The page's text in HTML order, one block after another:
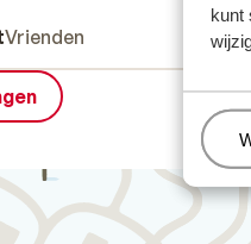
kunt
Vrienden